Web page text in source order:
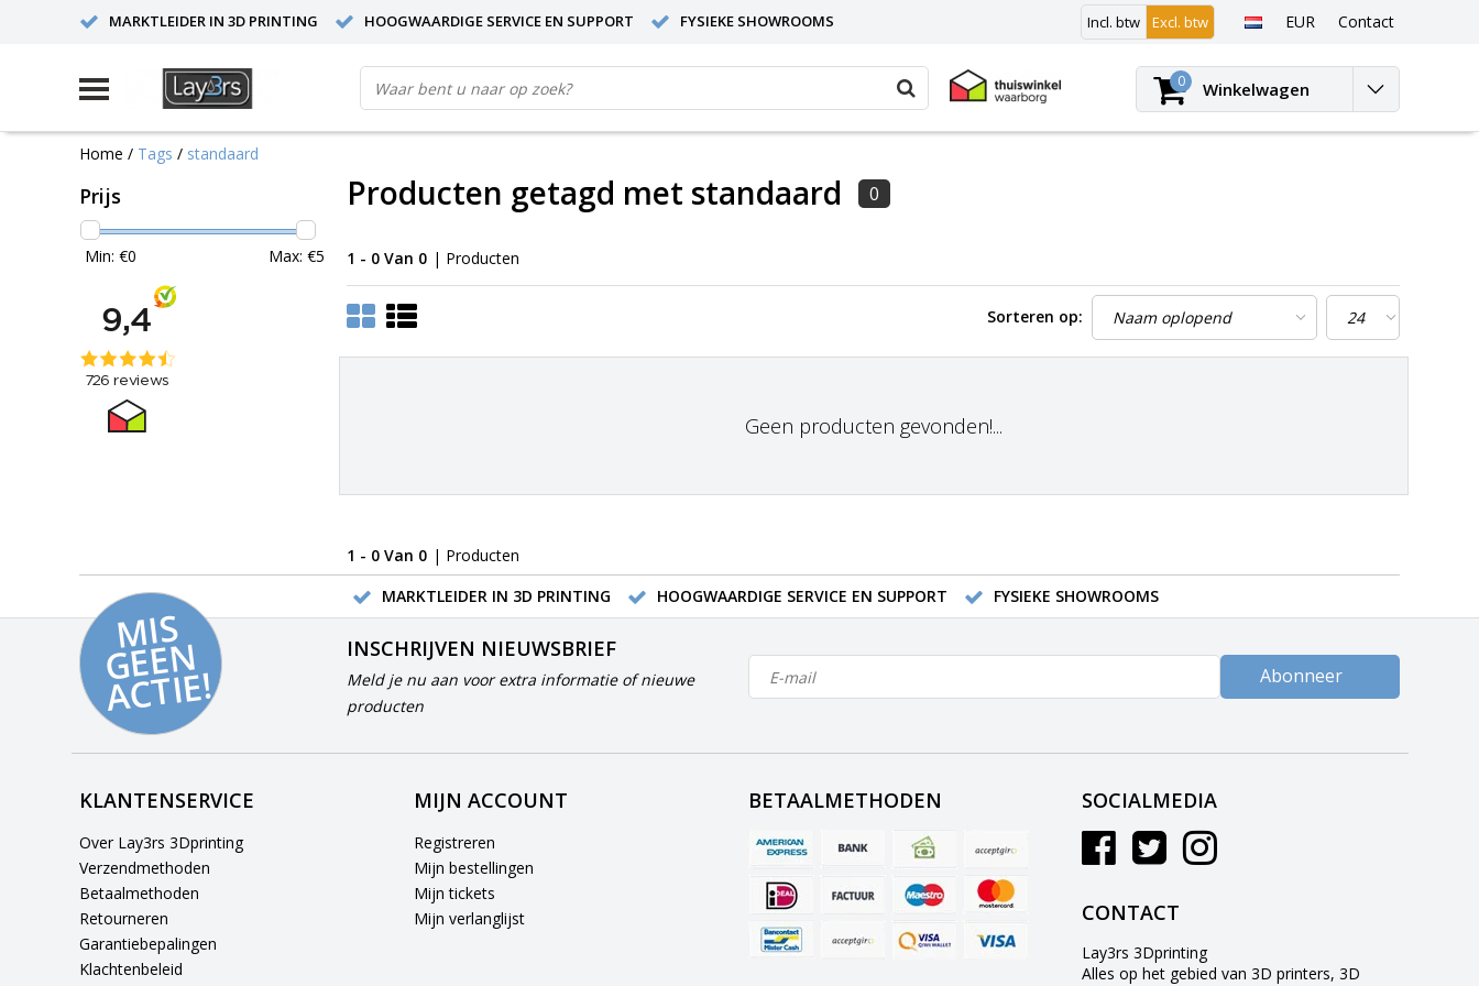
MARKTLEIDER IN 3D PRINTING HOOGWAARDIGE SERVICE EN SUPPORT FYSIEKE SHOWROOMS Incl. btw Excl. btw EUR Contact
Inloggen
0 Winkelwagen
Home / Tags / standaard
Prijs
Min: €0 Max: €5
Producten getagd met standaard 0
1 - 0 Van 0 | Producten
Sorteren op:
Geen producten gevonden!...
1 - 0 Van 0 | Producten
MARKTLEIDER IN 3D PRINTING
HOOGWAARDIGE SERVICE EN SUPPORT FYSIEKE SHOWROOMS
MI
S
G
E
E
N
A
C
TI
E!
INSCHRIJVEN NIEUWSBRIEF
Meld je nu aan voor extra informatie of nieuwe
producten
Abonneer
KLANTENSERVICE
Over Lay3rs 3Dprinting
Verzendmethoden
Betaalmethoden
Retourneren
Garantiebepalingen
Klachtenbeleid
MIJN ACCOUNT
Registreren
Mijn bestellingen
Mijn tickets
Mijn verlanglijst
BETAALMETHODEN SOCIALMEDIA
CONTACT
Lay3rs 3Dprinting
Alles op het gebied van 3D printers, 3D